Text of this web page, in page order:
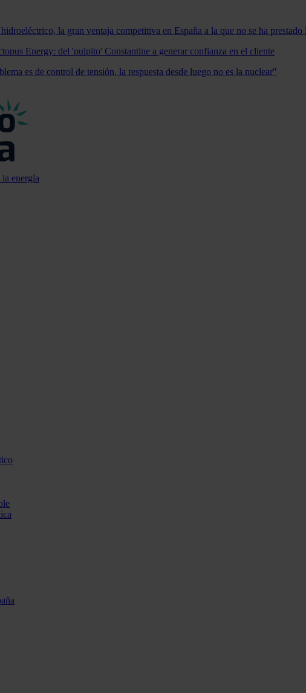
la gran ventaja competitiva en España a la que no se ha
Energy: del 'pulpito' Constantine a generar confianza en el cliente
es de control de tensión, la respuesta desde luego no es la nuclear"